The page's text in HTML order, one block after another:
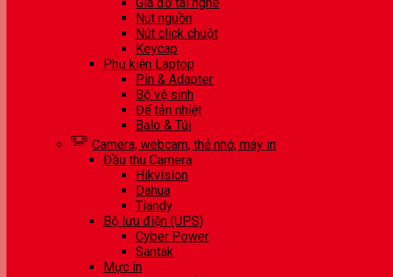
Nút nguồn
Nút click chuột
Keycap
Phụ kiện Laptop
Pin & Adapter
Bộ vệ sinh
Đế tản nhiệt
Balo & Túi
Camera, webcam, thẻ nhớ, máy in
Đầu thu Camera
Hikvision
Dahua
Tiandy
Bộ lưu điện (UPS)
Cyber Power
Santak
Mực in